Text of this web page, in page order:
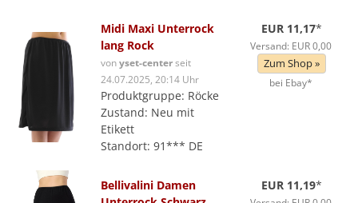
Midi Maxi Unterrock
lang Rock
vonyset-centerseit
24.07.2025, 20:14 Uhr
Produktgruppe: Röcke
Zustand: Neu mit
Etikett
Standort: 91*** DE
EUR 11,17*
Versand: EUR 0,00
Zum Shop »
bei Ebay*
Bellivalini Damen
EUR 11,19*